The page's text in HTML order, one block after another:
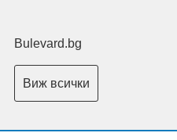
Bulevard.bg
Виж всички